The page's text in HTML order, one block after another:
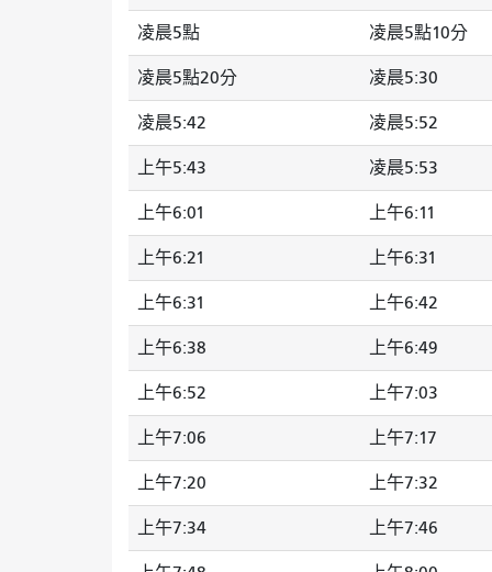
凌晨5點 凌晨5點10分
凌晨5點20分 凌晨5:30
凌晨5:42 凌晨5:52
上午5:43 凌晨5:53
上午6:01 上午6:11
上午6:21 上午6:31
上午6:31 上午6:42
上午6:38 上午6:49
上午6:52 上午7:03
上午7:06 上午7:17
上午7:20 上午7:32
上午7:34 上午7:46